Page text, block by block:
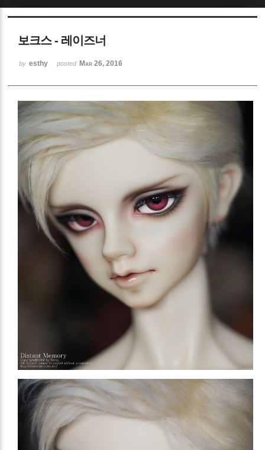
보크스 - 레이즈너
by esthy posted Mar 26, 2016
Sketchbook5, 스케치북5
Sketchbook5, 스케치북5